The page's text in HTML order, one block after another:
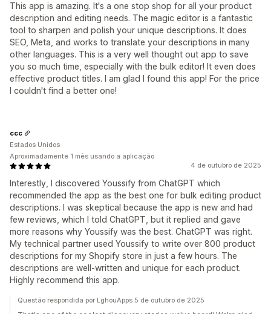
This app is amazing. It's a one stop shop for all your product
description and editing needs. The magic editor is a fantastic
tool to sharpen and polish your unique descriptions. It does
SEO, Meta, and works to translate your descriptions in many
other languages. This is a very well thought out app to save
you so much time, especially with the bulk editor! It even does
effective product titles. I am glad I found this app! For the price
I couldn't find a better one!
4 de outubro de 2025
Interestly, I discovered Youssify from ChatGPT which
recommended the app as the best one for bulk editing product
descriptions. I was skeptical because the app is new and had
few reviews, which I told ChatGPT, but it replied and gave
more reasons why Youssify was the best. ChatGPT was right.
My technical partner used Youssify to write over 800 product
descriptions for my Shopify store in just a few hours. The
descriptions are well-written and unique for each product.
Highly recommend this app.
ccc
Estados Unidos
Aproximadamente 1 mês usando a aplicação
Questão respondida por LghouApps 5 de outubro de 2025